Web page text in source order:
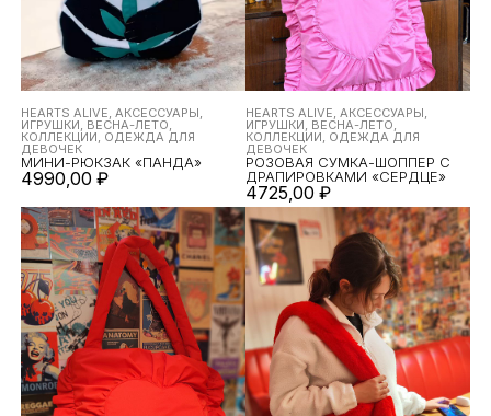
HEARTS ALIVE, АКСЕССУАРЫ,
ИГРУШКИ, ВЕСНА-ЛЕТО,
КОЛЛЕКЦИИ, ОДЕЖДА ДЛЯ
ДЕВОЧЕК
МИНИ-РЮКЗАК «ПАНДА»
4990,00 ₽
HEARTS ALIVE, АКСЕССУАРЫ,
ИГРУШКИ, ВЕСНА-ЛЕТО,
КОЛЛЕКЦИИ, ОДЕЖДА ДЛЯ
ДЕВОЧЕК
РОЗОВАЯ СУМКА-ШОППЕР С
ДРАПИРОВКАМИ «СЕРДЦЕ»
4725,00 ₽